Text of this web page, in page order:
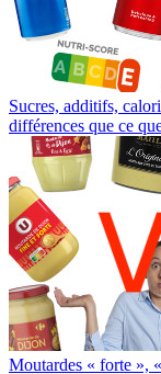
Sucres, additifs,
différences que ce
Moutardes « forte »,